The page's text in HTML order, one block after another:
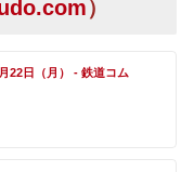
）
22日（月） - 鉄道コム